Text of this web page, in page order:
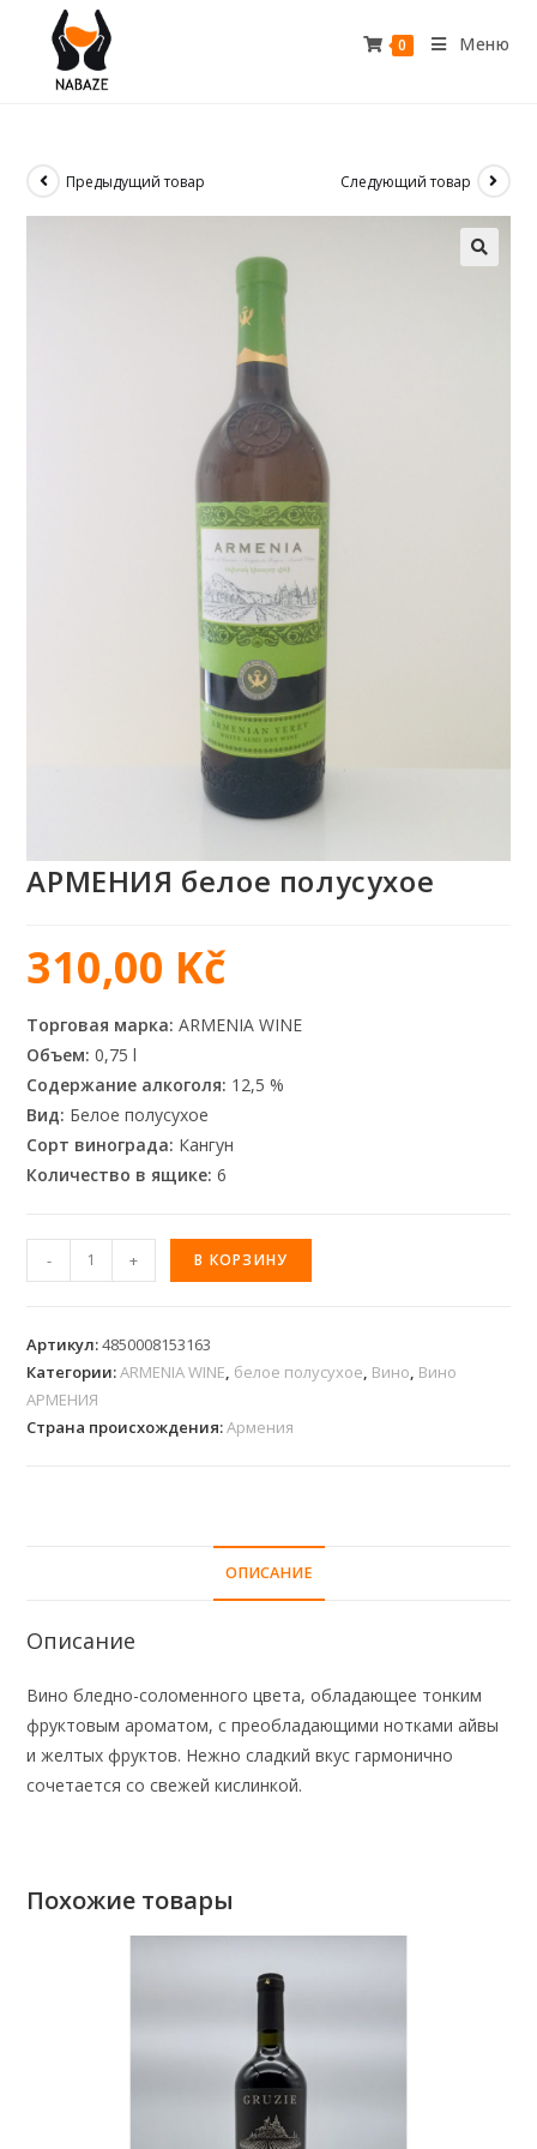
0 Меню
Предыдущий товар Следующий товар
АРМЕНИЯ белое полусухое
310,00 Kč
Торговая марка: ARMENIA WINE
Объем: 0,75 l
Содержание алкоголя: 12,5 %
Вид: Белое полусухое
Сорт винограда: Кангун
Количество в ящике: 6
- + В КОРЗИНУ
Артикул:4850008153163
Категории:ARMENIA WINE белое полусухое Вино Вино
АРМЕНИЯ
Страна происхождения:Армения
ОПИСАНИЕ
Описание
Вино бледно-соломенного цвета, обладающее тонким
фруктовым ароматом, с преобладающими нотками айвы
и желтых фруктов. Нежно сладкий вкус гармонично
сочетается со свежей кислинкой.
Похожие товары